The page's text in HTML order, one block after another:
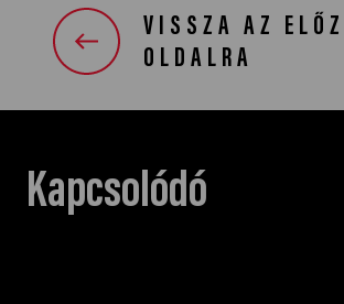
VISSZA AZ
OLDALRA
Kapcsolódó